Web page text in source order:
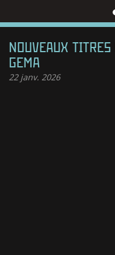
NOUVEAUX
GEMA
22janv. 2026